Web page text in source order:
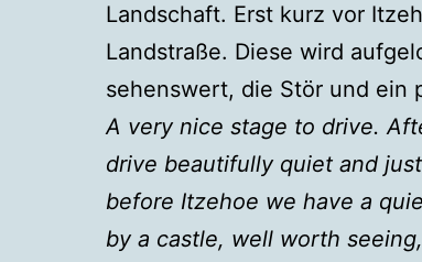
Landschaft. Erst kurz vor
Landstraße. Diese wird
sehenswert, die Stör und ein
A very nice stage to drive.
drive beautifully quiet and
before Itzehoe we have a
by a castle, well worth